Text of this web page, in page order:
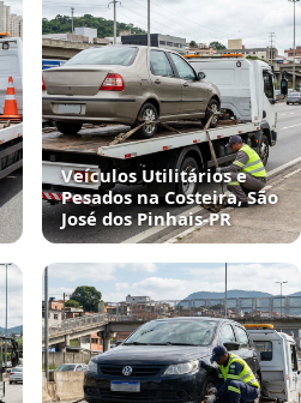
Veículos Utilitários e
Pesados na Costeira, São
José dos Pinhais‑PR